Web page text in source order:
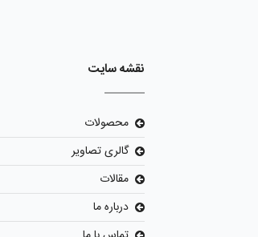
نقشه سایت
محصولات
گالری تصاویر
مقالات
درباره ما